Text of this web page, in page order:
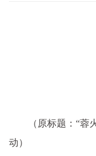
（原标题：“
动）